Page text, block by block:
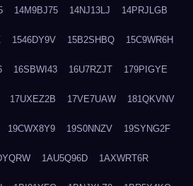
14M9BJ75 14NJ13LJ 14PRJLGB
1546DY9V 15B2SHBQ 15C9WR6H
16SBWI43 16U7RZJT 179PIGYE
17UXEZ2B 17VE7UAW 181QKVNV
19CWX8Y9 19S0NNZV 19SYNG2F
1AU5Q96D 1AXWRT6R